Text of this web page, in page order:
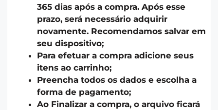
365 dias após a compra. Após esse
prazo, será necessário adquirir
novamente. Recomendamos salvar em
seu dispositivo;
Para efetuar a compra adicione seus
itens ao carrinho;
Preencha todos os dados e escolha a
forma de pagamento;
Ao Finalizar a compra, o arquivo ficará